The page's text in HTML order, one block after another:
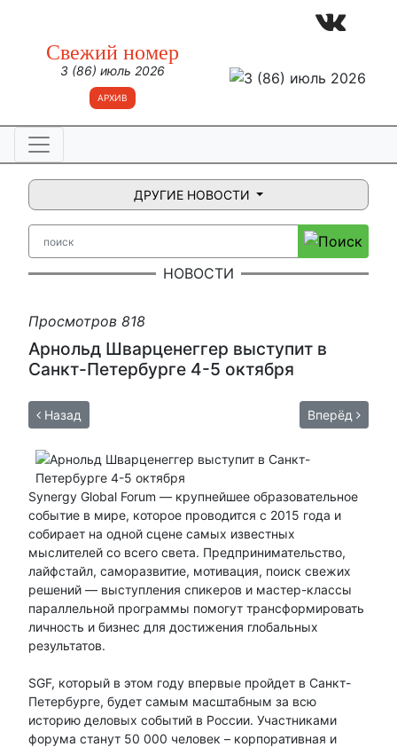
Свежий номер
3 (86) июль 2026
АРХИВ
ДРУГИЕ НОВОСТИ
НОВОСТИ
Просмотров 818
Арнольд Шварценеггер выступит в
Санкт-Петербурге 4-5 октября
Назад Вперёд
Synergy Global Forum — крупнейшее образовательное
событие в мире, которое проводится с 2015 года и
собирает на одной сцене самых известных
мыслителей со всего света. Предпринимательство,
лайфстайл, саморазвитие, мотивация, поиск свежих
решений — выступления спикеров и мастер-классы
параллельной программы помогут трансформировать
личность и бизнес для достижения глобальных
результатов.
SGF, который в этом году впервые пройдет в Санкт-
Петербурге, будет самым масштабным за всю
историю деловых событий в России. Участниками
форума станут 50 000 человек – корпоративная и